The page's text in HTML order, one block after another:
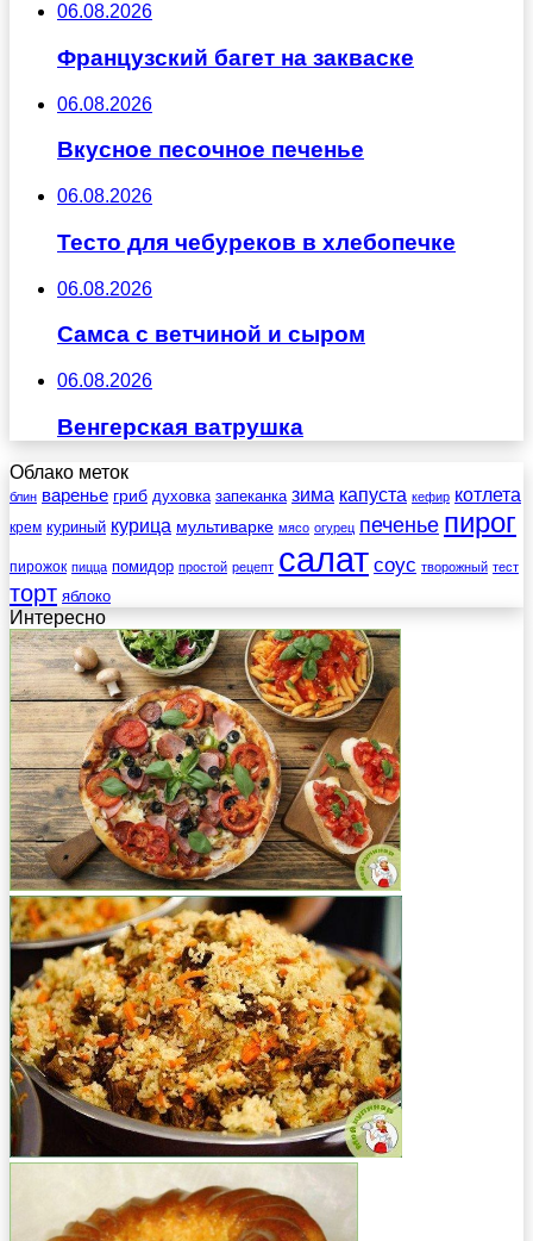
06.08.2026
Французский багет на закваске
06.08.2026
Вкусное песочное печенье
06.08.2026
Тесто для чебуреков в хлебопечке
06.08.2026
Самса с ветчиной и сыром
06.08.2026
Венгерская ватрушка
Облако меток
блин варенье гриб духовка запеканка зима капуста кефир котлета
крем куриный курица мультиварке мясо огурец печенье пирог
пирожок пицца помидор простой рецепт салат соус творожный тест
торт яблоко
Интересно